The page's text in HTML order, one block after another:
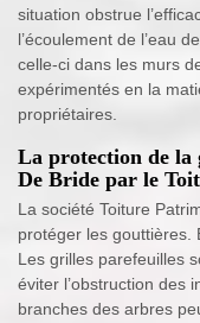
situation obstrue
l’écoulement de l’eau
celle-ci dans les murs
expérimentés en la
propriétaires.
La protection de la
De Bride par le
La société Toiture
protéger les gouttières.
Les grilles parefeuilles
éviter l’obstruction des
branches des arbres